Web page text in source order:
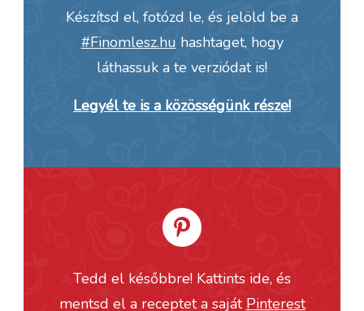
Készítsd el, fotózd le, és jelöld be a
#Finomlesz.hu hashtaget, hogy
láthassuk a te verziódat is!
Legyél te is a közösségünk része!
Tedd el későbbre! Kattints ide, és
mentsd el a receptet a saját Pinterest